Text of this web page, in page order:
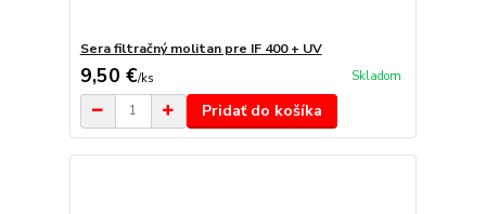
Sera filtračný molitan pre IF 400 + UV
9,50 €/ks Skladom
Pridať do košíka